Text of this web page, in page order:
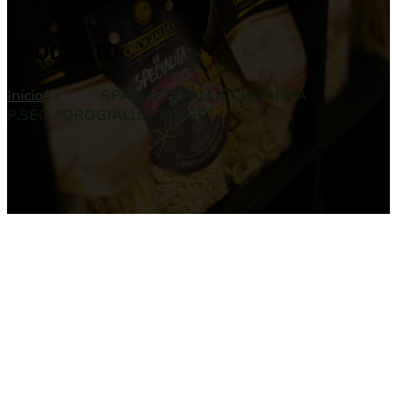
PRODUCTO
Inicio/Tienda
SPAGHETTI ALLA CHITARRA
P.SEC. "OROGIALLO" 500GR